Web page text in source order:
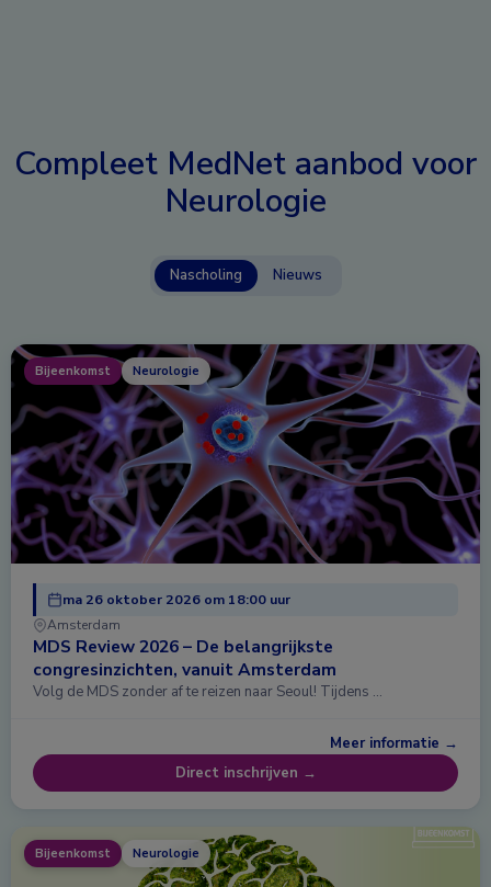
Compleet MedNet aanbod voor
Neurologie
Nascholing Nieuws
Bijeenkomst Neurologie
ma 26 oktober 2026 om 18:00 uur
Amsterdam
MDS Review 2026 – De belangrijkste
congresinzichten, vanuit Amsterdam
Volg de MDS zonder af te reizen naar Seoul! Tijdens …
Meer informatie →
Direct inschrijven →
Bijeenkomst Neurologie